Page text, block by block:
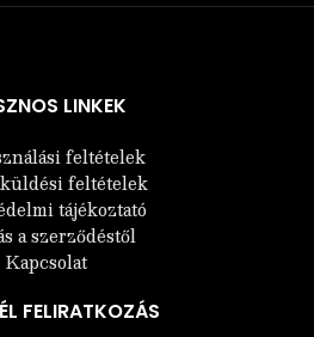
LINKEK
feltételek
feltételek
tájékoztató
a szerződéstől
Kapcsolat
FELIRATKOZÁS